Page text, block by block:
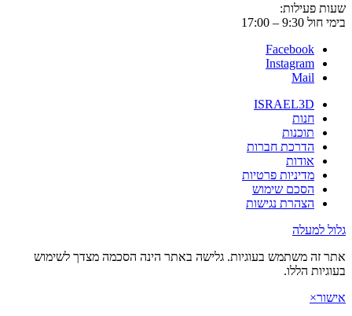
שעות פעילות:
בימי חול 9:30 – 17:00
Facebook
Instagram
Mail
ISRAEL3D
חנות
תוכנות
הדרכת חברות
אודות
מדיניות פרטיות
הסכם שימוש
הצהרת נגישות
גלול למעלה
אתר זה משתמש בעוגיות. גלישה באתר הינה הסכמה מצדך לשימוש
בעוגיות הללו.
אישור×